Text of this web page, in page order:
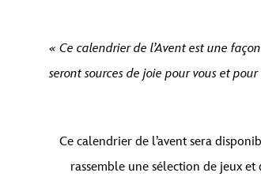
« Ce calendrier de l’Avent est une
seront sources de joie pour vous et
Ce calendrier de l’avent sera
rassemble une sélection de jeux et